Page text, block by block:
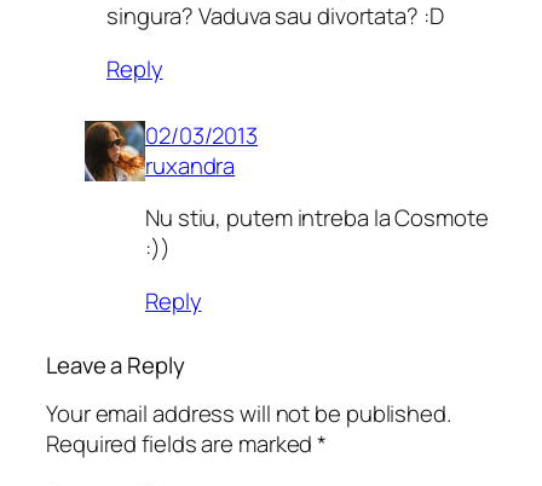
singura? Vaduva sau divortata? :D
Reply
02/03/2013
ruxandra
Nu stiu, putem intreba la Cosmote
:))
Reply
Leave a Reply
Your email address will not be published.
Required fields are marked*